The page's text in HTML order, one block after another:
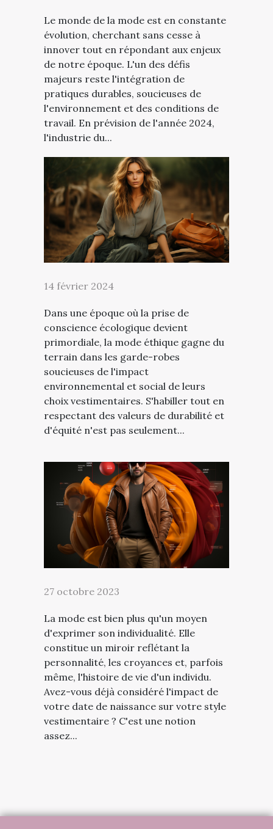
Le monde de la mode est en constante
évolution, cherchant sans cesse à
innover tout en répondant aux enjeux
de notre époque. L'un des défis
majeurs reste l'intégration de
pratiques durables, soucieuses de
l'environnement et des conditions de
travail. En prévision de l'année 2024,
l'industrie du...
14 février 2024
Dans une époque où la prise de
conscience écologique devient
primordiale, la mode éthique gagne du
terrain dans les garde-robes
soucieuses de l'impact
environnemental et social de leurs
choix vestimentaires. S'habiller tout en
respectant des valeurs de durabilité et
d'équité n'est pas seulement...
27 octobre 2023
La mode est bien plus qu'un moyen
d'exprimer son individualité. Elle
constitue un miroir reflétant la
personnalité, les croyances et, parfois
même, l'histoire de vie d'un individu.
Avez-vous déjà considéré l'impact de
votre date de naissance sur votre style
vestimentaire ? C'est une notion
assez...